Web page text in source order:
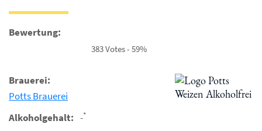
Bewertung:
383 Votes - 59%
Brauerei:
Potts Brauerei
Alkoholgehalt: -*